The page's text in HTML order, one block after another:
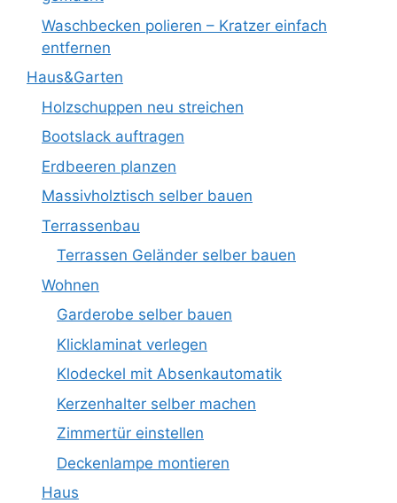
Waschbecken polieren – Kratzer einfach
entfernen
Haus&Garten
Holzschuppen neu streichen
Bootslack auftragen
Erdbeeren planzen
Massivholztisch selber bauen
Terrassenbau
Terrassen Geländer selber bauen
Wohnen
Garderobe selber bauen
Klicklaminat verlegen
Klodeckel mit Absenkautomatik
Kerzenhalter selber machen
Zimmertür einstellen
Deckenlampe montieren
Haus